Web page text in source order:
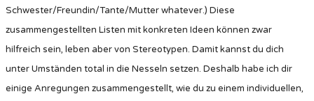
Schwester/Freundin/Tante/Mutter whatever.) Diese
zusammengestellten Listen mit konkreten Ideen können zwar
hilfreich sein, leben aber von Stereotypen. Damit kannst du dich
unter Umständen total in die Nesseln setzen. Deshalb habe ich dir
einige Anregungen zusammengestellt, wie du zu einem individuellen,